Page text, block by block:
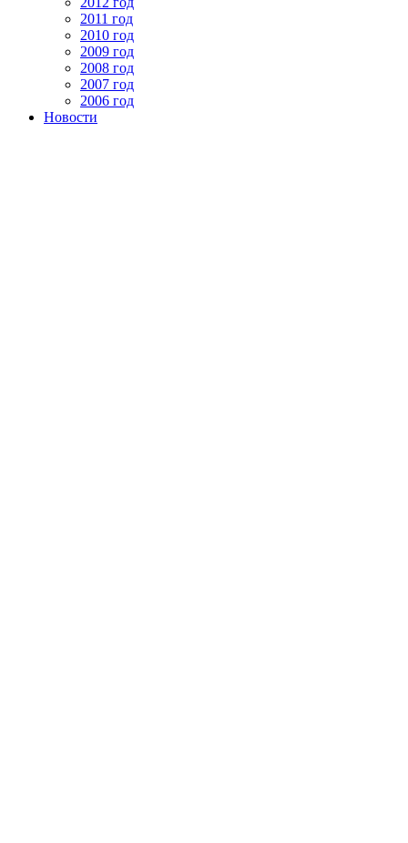
2011 год
2010 год
2009 год
2008 год
2007 год
2006 год
Новости